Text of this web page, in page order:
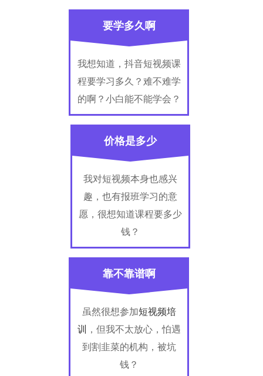
要学多久啊
我想知道，抖音短视频课
程要学习多久？难不难学
的啊？小白能不能学会？
价格是多少
我对短视频本身也感兴
趣，也有报班学习的意
愿，很想知道课程要多少
钱？
靠不靠谱啊
虽然很想参加短视频培
训
，但我不太放心，怕遇
到割韭菜的机构，被坑
钱？